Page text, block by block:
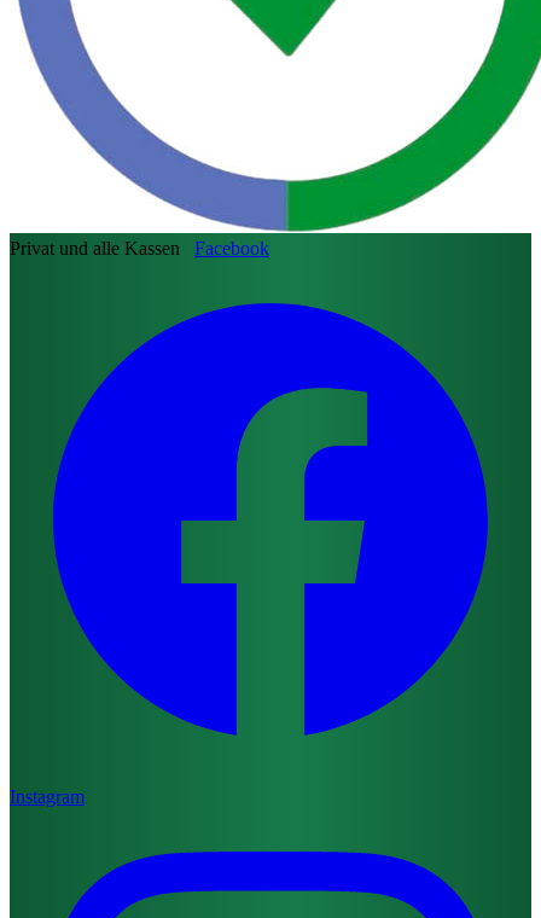
Privat und alle Kassen Facebook
Instagram